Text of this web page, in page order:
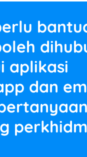
aplikasi
dan